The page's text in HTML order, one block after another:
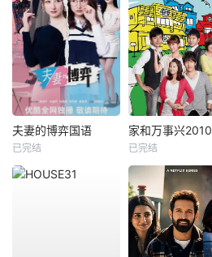
夫妻的博弈国语
已完结
家和万事兴2010
已完结